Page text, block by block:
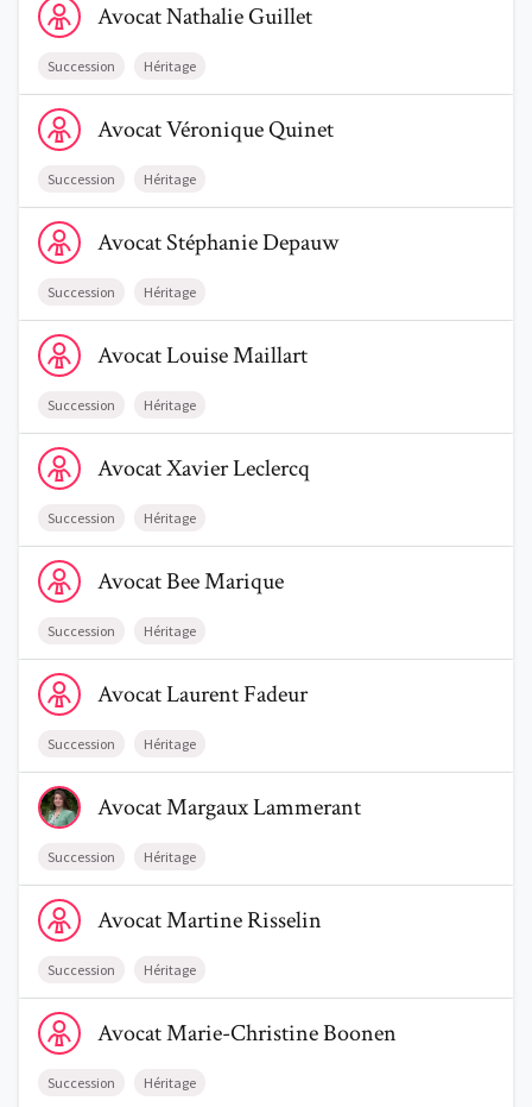
Blog
Comment nous vous aidons
Une start-up 100% indépendante
AvocatNathalieGuillet
Succession Héritage
Voir le profil de AvocatVéronique Quinet
AvocatVéroniqueQuinet
Succession Héritage
Voir le profil de AvocatStéphanie Depauw
AvocatStéphanieDepauw
Succession Héritage
Voir le profil de AvocatLouise Maillart
AvocatLouiseMaillart
Succession Héritage
Voir le profil de AvocatXavier Leclercq
AvocatXavierLeclercq
Succession Héritage
Voir le profil de AvocatBee Marique
AvocatBeeMarique
Succession Héritage
Voir le profil de AvocatLaurent Fadeur
AvocatLaurentFadeur
Succession Héritage
Voir le profil de AvocatMargaux Lammerant
AvocatMargauxLammerant
Succession Héritage
Voir le profil de AvocatMartine Risselin
AvocatMartineRisselin
Succession Héritage
Voir le profil de AvocatMarie-Christine Boonen
AvocatMarie-ChristineBoonen
Succession Héritage